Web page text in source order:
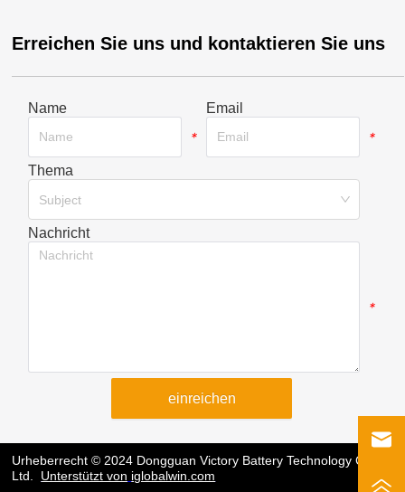
Erreichen Sie uns und kontaktieren Sie uns
Name
*
Email
*
Thema
Subject
Nachricht
*
einreichen
Urheberrecht © 2024 Dongguan Victory Battery Technology Co.,
Ltd.
Unterstützt von iglobalwin.com